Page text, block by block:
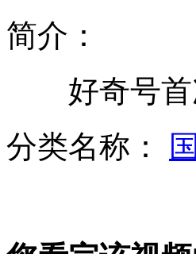
刘强东突删敏感微博称战火
简介：
好奇号首
分类名称：